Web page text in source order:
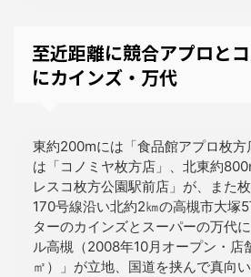
至近距離に競合アプロと
にカインズ・万代
東約200mには「食品館アプロ枚
は「コノミヤ枚方店」、北東約
レスコ枚方公園駅前店」が、また
170号線沿い北約2㎞の高槻市大塚
ターのカインズとスーパーの万代
ル高槻（2008年10月オープン・店
㎡）」が立地、国道を挟んで真向